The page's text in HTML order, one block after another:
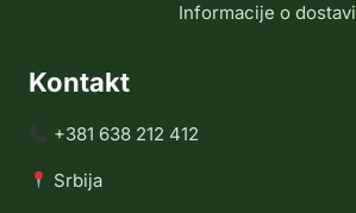
Informacije o dostavi
Kontakt
+381 638 212 412
Srbija